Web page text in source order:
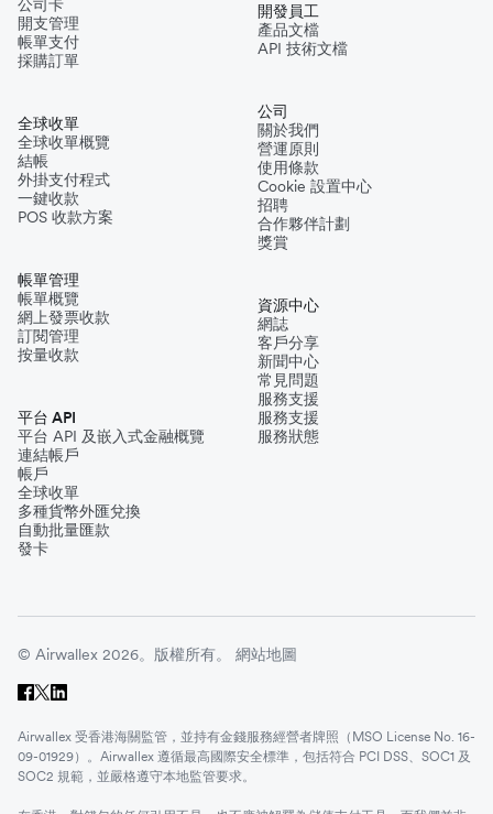
公司卡
開支管理
帳單支付
採購訂單
全球收單
全球收單概覽
結帳
外掛支付程式
一鍵收款
POS 收款方案
帳單管理
帳單概覽
網上發票收款
訂閱管理
按量收款
平台 API
平台 API 及嵌入式金融概覽
連結帳戶
帳戶
全球收單
多種貨幣外匯兌換
自動批量匯款
發卡
開發員工
產品文檔
API 技術文檔
公司
關於我們
營運原則
使用條款
Cookie 設置中心
招聘
合作夥伴計劃
獎賞
資源中心
網誌
客戶分享
新聞中心
常見問題
服務支援
服務支援
服務狀態
© Airwallex 2026。版權所有。 網站地圖
Airwallex 受香港海關監管，並持有金錢服務經營者牌照（MSO License No. 16-
09-01929）。Airwallex 遵循最高國際安全標準，包括符合 PCI DSS、SOC1 及
SOC2 規範，並嚴格遵守本地監管要求。